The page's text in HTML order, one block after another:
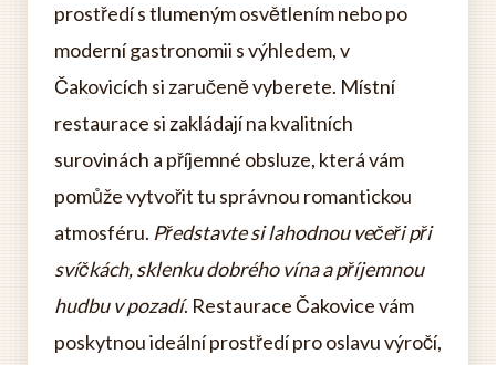
prostředí s tlumeným osvětlením nebo po
moderní gastronomii s výhledem, v
Čakovicích si zaručeně vyberete. Místní
restaurace si zakládají na kvalitních
surovinách a příjemné obsluze, která vám
pomůže vytvořit tu správnou romantickou
atmosféru. Představte si lahodnou večeři při
svíčkách, sklenku dobrého vína a příjemnou
hudbu v pozadí. Restaurace Čakovice vám
poskytnou ideální prostředí pro oslavu výročí,